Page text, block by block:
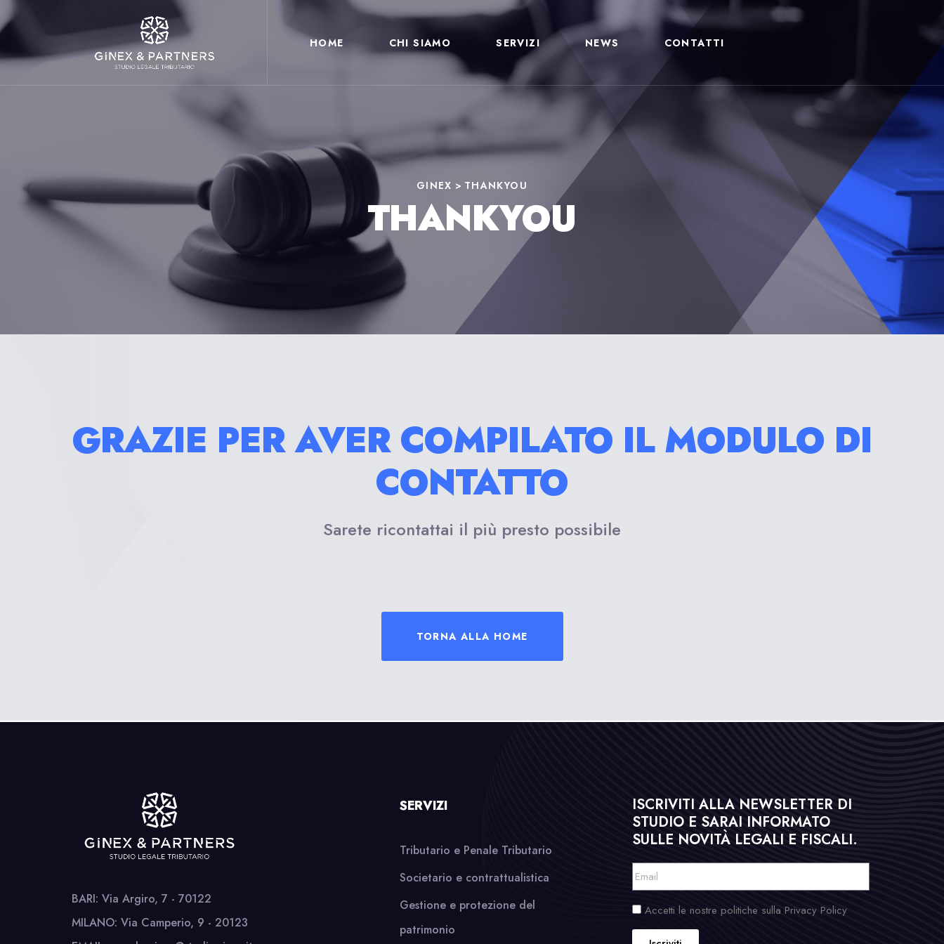
HOME CHI SIAMO SERVIZI NEWS CONTATTI
GINEX > THANKYOU
THANKYOU
GRAZIE PER AVER COMPILATO IL MODULO DI
CONTATTO
Sarete ricontattai il più presto possibile
TORNA ALLA HOME
BARI: Via Argiro, 7 - 70122
MILANO: Via Camperio, 9 - 20123
SERVIZI
Tributario e Penale Tributario
Societario e contrattualistica
Gestione e protezione del
patrimonio
ISCRIVITI ALLA NEWSLETTER DI
STUDIO E SARAI INFORMATO
SULLE NOVITÀ LEGALI E FISCALI.
Accetti le nostre politiche sulla Privacy Policy